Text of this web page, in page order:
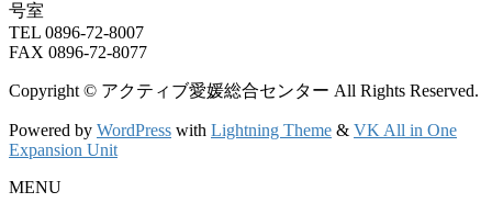
号室
TEL 0896-72-8007
FAX 0896-72-8077
Copyright © アクティブ愛媛総合センター All Rights Reserved.
Powered by WordPress with Lightning Theme & VK All in One
Expansion Unit
MENU